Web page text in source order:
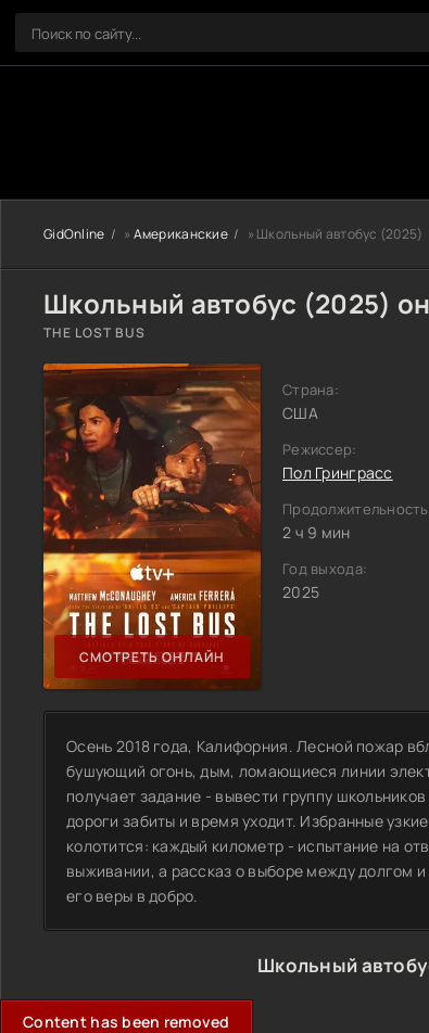
GidOnline » Американские » Школьный автобус (2025)
Школьный автобус (2025)
THE LOST BUS
СМОТРЕТЬ ОНЛАЙН
Страна:
США
Режиссер:
Пол Гринграсс
2 ч 9 мин
Год выхода:
2025
Осень 2018 года, Калифорния. Лесной пожар
бушующий огонь, дым, ломающиеся линии
получает задание - вывести группу
дороги забиты и время уходит. Избранные
колотится: каждый километр - испытание на
выживании, а рассказ о выборе между долгом
его веры в добро.
Школьный
Content has been removed